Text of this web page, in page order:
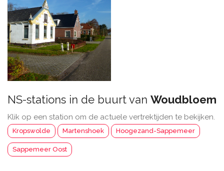
NS-stations in de buurt van Woudbloem
Klik op een station om de actuele vertrektijden te bekijken.
Kropswolde Martenshoek Hoogezand-Sappemeer
Sappemeer Oost